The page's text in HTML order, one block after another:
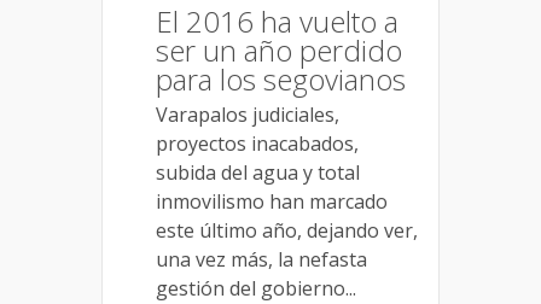
El 2016 ha vuelto a
ser un año perdido
para los segovianos
Varapalos judiciales,
proyectos inacabados,
subida del agua y total
inmovilismo han marcado
este último año, dejando ver,
una vez más, la nefasta
gestión del gobierno...